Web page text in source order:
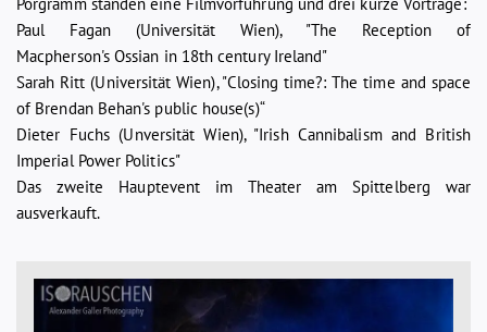
Paul Fagan (Universität Wien), "The Reception of
Macpherson's Ossian in 18th century Ireland"
Sarah Ritt (Universität Wien), "Closing time?: The time and space
of Brendan Behan's public house(s)“
Dieter Fuchs (Unversität Wien), "Irish Cannibalism and British
Imperial Power Politics"
Das zweite Hauptevent im Theater am Spittelberg war
ausverkauft.